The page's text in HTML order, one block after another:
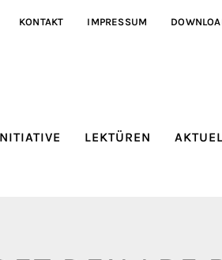
KONTAKT IMPRESSUM
LEKTÜREN